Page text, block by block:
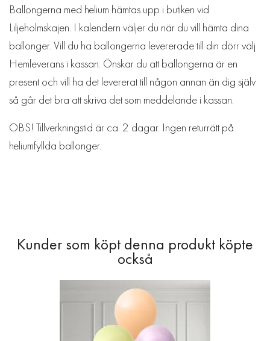
Ballongerna med helium hämtas upp i butiken vid
Liljeholmskajen. I kalendern väljer du när du vill hämta dina
ballonger. Vill du ha ballongerna levererade till din dörr välj
Hemleverans i kassan. Önskar du att ballongerna är en
present och vill ha det levererat till någon annan än dig själv
så går det bra att skriva det som meddelande i kassan.
OBS! Tillverkningstid är ca. 2 dagar. Ingen returrätt på
heliumfyllda ballonger.